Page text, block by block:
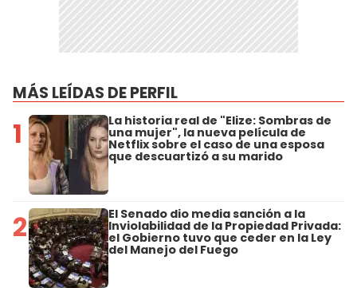
MÁS LEÍDAS DE PERFIL
1 La historia real de "Elize: Sombras de
una mujer", la nueva película de
Netflix sobre el caso de una esposa
que descuartizó a su marido
2 El Senado dio media sanción a la
Inviolabilidad de la Propiedad Privada:
el Gobierno tuvo que ceder en la Ley
del Manejo del Fuego